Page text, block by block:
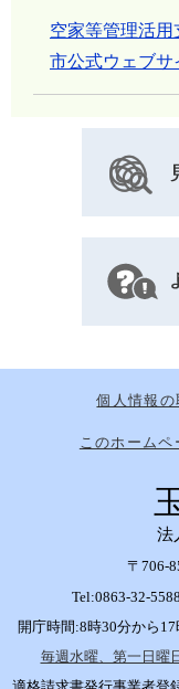
空家等管理活
市公式ウェブサ
個人情報の
このホーム
法
〒706-
Tel:0863-32-
開庁時間:8時30分から
毎週水曜、第一日曜